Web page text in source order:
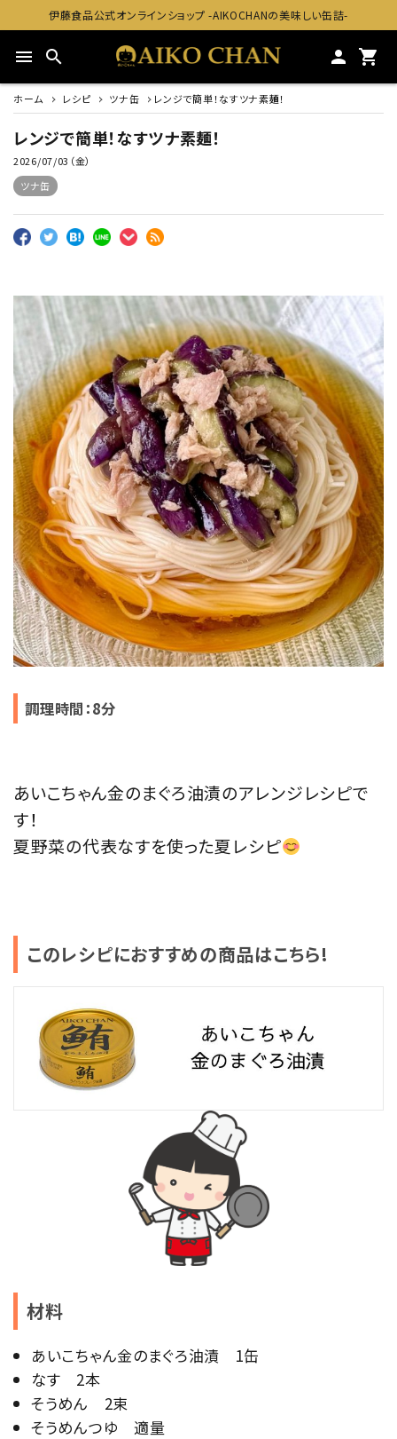
伊藤食品公式オンラインショップ -AIKOCHANの美味しい缶詰-
menu search person shopping_cart
ホーム レシピ ツナ缶 レンジで簡単！なすツナ素麺！
レンジで簡単！なすツナ素麺！
2026/07/03（金）
ツナ缶
調理時間：8分
あいこちゃん金のまぐろ油漬のアレンジレシピで
す！
夏野菜の代表なすを使った夏レシピ
このレシピにおすすめの商品はこちら!
材料
あいこちゃん金のまぐろ油漬 1缶
なす 2本
そうめん 2束
そうめんつゆ 適量